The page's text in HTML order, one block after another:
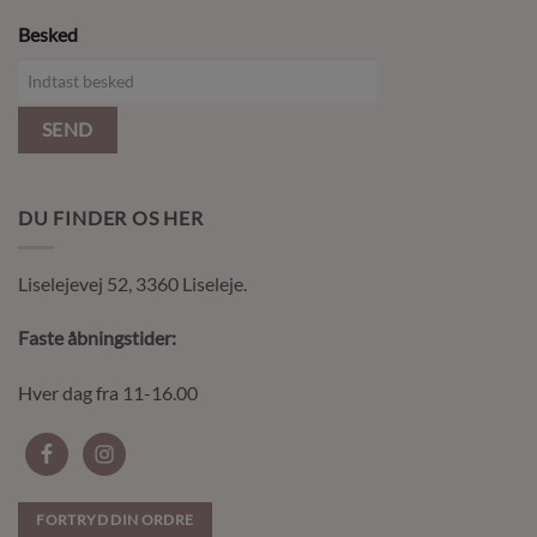
Besked
SEND
DU FINDER OS HER
Liselejevej 52, 3360 Liseleje.
Faste åbningstider:
Hver dag fra 11-16.00
FORTRYD DIN ORDRE